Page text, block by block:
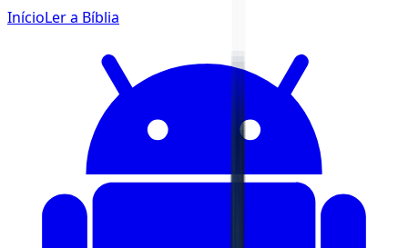
InícioLer a Bíblia